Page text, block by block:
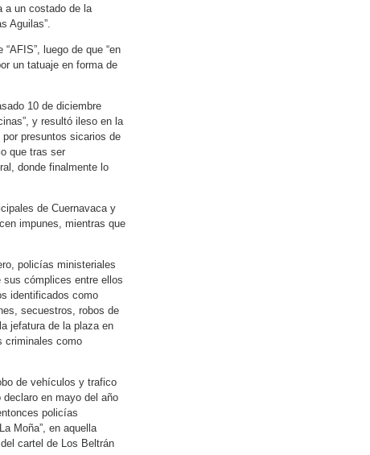
a un costado de la
Aguilas”.
luego de que “en
un tatuaje en forma de
10 de diciembre
y resultó ileso en la
por presuntos sicarios de
que tras ser
donde finalmente lo
de Cuernavaca y
impunes, mientras que
policías ministeriales
sus cómplices entre ellos
identificados como
secuestros, robos de
jefatura de la plaza en
criminales como
de vehículos y trafico
en mayo del año
policías
Moña”, en aquella
cartel de Los Beltrán